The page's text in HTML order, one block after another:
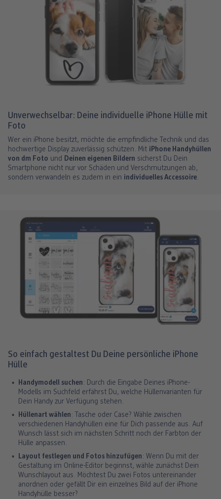
Unverwechselbar: Deine individuelle iPhone Hülle mit
Foto
Wer ein iPhone besitzt, möchte die empfindliche Technik und das
hochwertige Display zuverlässig schützen. Mit iPhone Handyhüllen
von dm Foto und Deinen eigenen Bildern sicherst Du Dein
Smartphone nicht nur vor Schäden und Verschmutzungen ab,
sondern verwandeln es zudem in ein individuelles Accessoire.
So einfach gestaltest Du Deine persönliche iPhone
Hülle
Handymodell suchen : Durch die Eingabe Deines iPhone-
Modells im Suchfeld erfährst Du, welche Hüllenvarianten für
Dein Handy zur Verfügung stehen.
Hüllenart wählen : Tasche oder Case? Wähle zwischen
verschiedenen Handyhüllen eine für Dich passende aus. Auf
Wunsch lässt sich im nächsten Schritt noch der Farbton der
Hülle anpassen.
Layout festlegen und Fotos hinzufügen : Wenn Du mit der
Gestaltung im Online-Editor beginnst, wähle zunächst Dein
Wunschlayout aus. Möchtest Du zwei Fotos untereinander
anordnen oder gefällt Dir ein einzelnes Bild auf der iPhone
Handyhülle besser?